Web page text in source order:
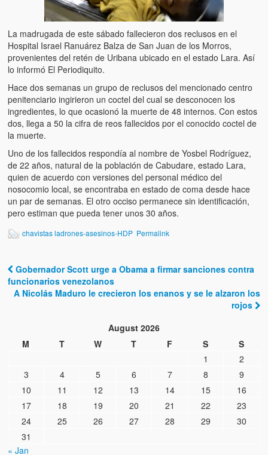
La burla del Chavez “tan amante de los niños” (The mockery of
Chavez “such a children lover”)
Los niños de las calles de Venezuela (Children of the streets of
Venezuela)
Puente Llaguno, Miraflores… ¿y Lina?
Radio Emisoras y canales de televisión clausurados por el
de Chávez hasta el 2009
Victimas del 11 de abril de 2002
Víctimas del régimen dictatorial de Chávez desde que tomó el
poder hasta el 31 de diciembre de 2009
1992
your country!!!)
Fotos
Cuentos
Videos
Chistes
La madrugada de este sábado fallecieron dos reclusos en el
Hospital Israel Ranuárez Balza de San Juan de los Morros,
provenientes del retén de Uribana ubicado en el estado Lara. Así
lo informó El Periodiquito.
Hace dos semanas un grupo de reclusos del mencionado centro
penitenciario ingirieron un coctel del cual se desconocen los
ingredientes, lo que ocasionó la muerte de 48 internos. Con estos
dos, llega a 50 la cifra de reos fallecidos por el conocido coctel de
la muerte.
Uno de los fallecidos respondía al nombre de Yosbel Rodríguez,
de 22 años, natural de la población de Cabudare, estado Lara,
quien de acuerdo con versiones del personal médico del
nosocomio local, se encontraba en estado de coma desde hace
un par de semanas. El otro occiso permanece sin identificación,
pero estiman que pueda tener unos 30 años.
chavistas ladrones-asesinos-HDP Permalink
Post navigation
Gobernador Scott urge a Obama a firmar sanciones contra
funcionarios venezolanos
A Nicolás Maduro le crecieron los enanos y se le alzaron los
rojos
August 2026
M
T W T F S
S
1
2
3
4 5 6 7 8
9
10
11 12 13 14 15
16
17
18 19 20 21 22
23
24
25 26 27 28 29
30
31
« Jan